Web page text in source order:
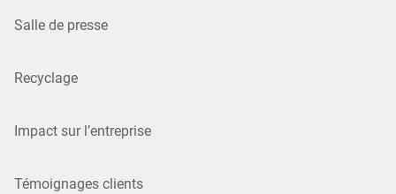
Salle de presse
Recyclage
Impact sur l’entreprise
Témoignages clients